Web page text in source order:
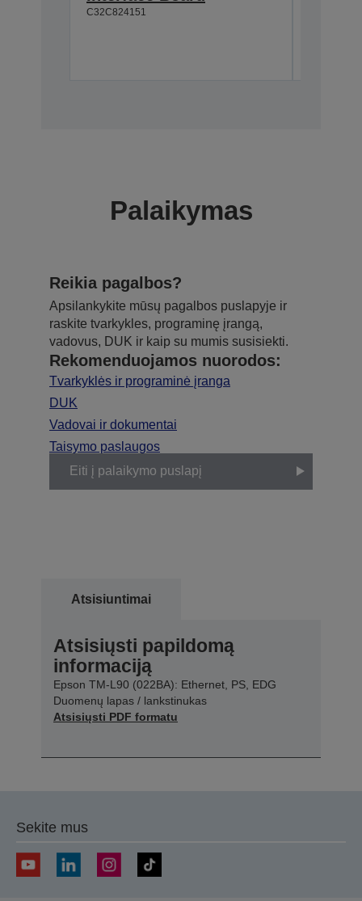
C32C824151
Palaikymas
Reikia pagalbos?
Apsilankykite mūsų pagalbos puslapyje ir
raskite tvarkykles, programinę įrangą,
vadovus, DUK ir kaip su mumis susisiekti.
Rekomenduojamos nuorodos:
Tvarkyklės ir programinė įranga
DUK
Vadovai ir dokumentai
Taisymo paslaugos
Eiti į palaikymo puslapį
Atsisiuntimai
Atsisiųsti papildomą
informaciją
Epson TM-L90 (022BA): Ethernet, PS, EDG
Duomenų lapas / lankstinukas
Atsisiųsti PDF formatu
Sekite mus